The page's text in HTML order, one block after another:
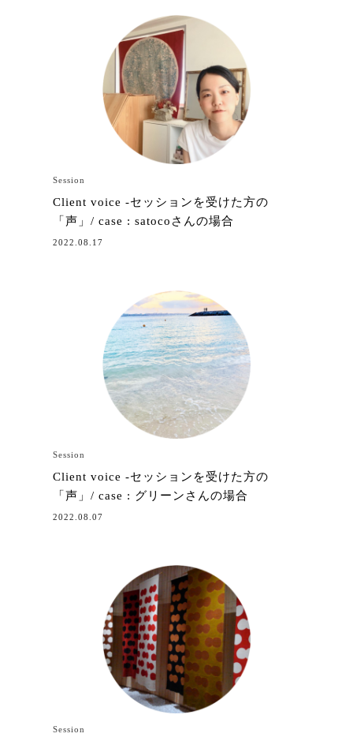
Session
Client voice -セッションを受けた方の
「声」/ case : satocoさんの場合
2022.08.17
Session
Client voice -セッションを受けた方の
「声」/ case : グリーンさんの場合
2022.08.07
Session